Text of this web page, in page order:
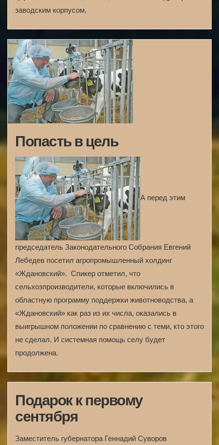
заводским корпусом.
Попасть в цель
А перед этим
председатель Законодательного Собрания Евгений
Лебедев посетил агропромышленный холдинг
«Жданов­ский». Спикер отметил, что
сельхозпроизводители, которые включились в
областную программу поддержки животноводства, а
«Ждановский» как раз из их числа, оказались в
выигрышном положении по сравнению с теми, кто этого
не сделал. И системная помощь селу будет
продолжена.
Подарок к первому
сентября
Заместитель губернатора Геннадий Суворов